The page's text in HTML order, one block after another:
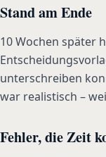
Stand am Ende
10 Wochen später
unterschreiben
war realistisch –
Fehler, die Zeit